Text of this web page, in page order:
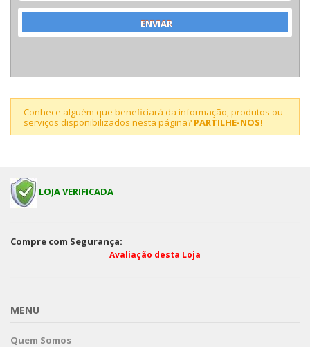
Conhece alguém que beneficiará da informação, produtos ou
serviços disponibilizados nesta página? PARTILHE-NOS!
LOJA VERIFICADA
Compre com Segurança:
Avaliação desta Loja
MENU
Quem Somos